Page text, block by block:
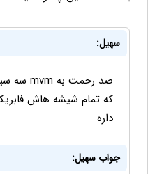
سهیل:
که تمام شیشه هاش فابریک
داره
جواب سهیل: